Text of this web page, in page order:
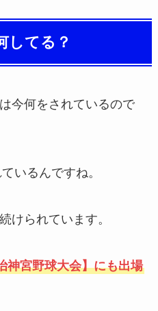
してる？
今何をされているので
いるんですね。
けられています。
神宮野球大会】にも出場